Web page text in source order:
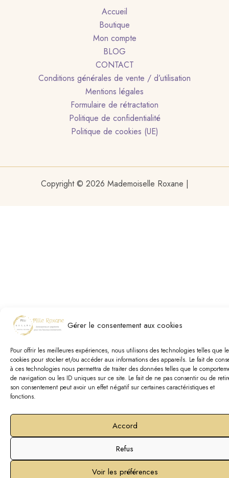
Gérer le consentement aux cookies
Pour offrir les meilleures expériences, nous utilisons des technologies telles que
cookies pour stocker et/ou accéder aux informations des appareils. Le fait de
à ces technologies nous permettra de traiter des données telles que le
de navigation ou les ID uniques sur ce site. Le fait de ne pas consentir ou de
son consentement peut avoir un effet négatif sur certaines caractéristiques et
fonctions.
Accord
Refus
Voir les préférences
Accueil
Boutique
Mon compte
BLOG
CONTACT
Conditions générales de vente / d’utilisation
Mentions légales
Formulaire de rétractation
Politique de confidentialité
Politique de cookies (UE)
Copyright © 2026 Mademoiselle Roxane |